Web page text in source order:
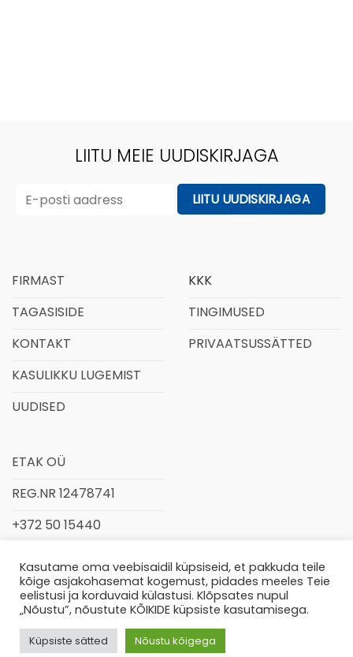
LIITU MEIE UUDISKIRJAGA
FIRMAST
TAGASISIDE
KONTAKT
KASULIKKU LUGEMIST
UUDISED
KKK
TINGIMUSED
PRIVAATSUSSÄTTED
ETAK OÜ
REG.NR 12478741
+372 50 15440
© 2026,www.etak.ee Kõik õigused kaitstud
Kasutame oma veebisaidil küpsiseid, et pakkuda teile
kõige asjakohasemat kogemust, pidades meeles Teie
eelistusi ja korduvaid külastusi. Klõpsates nupul
„Nõustu”, nõustute KÕIKIDE küpsiste kasutamisega.
Küpsiste sätted Nõustu kõigega